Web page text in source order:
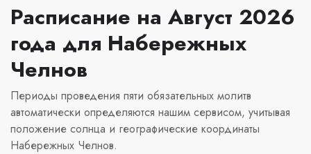
Расписание на Август 2026
года для Набережных
Челнов
Периоды проведения пяти обязательных молитв
автоматически определяются нашим сервисом, учитывая
положение солнца и географические координаты
Набережных Челнов.